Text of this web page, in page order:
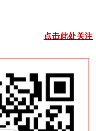
点击此处关注